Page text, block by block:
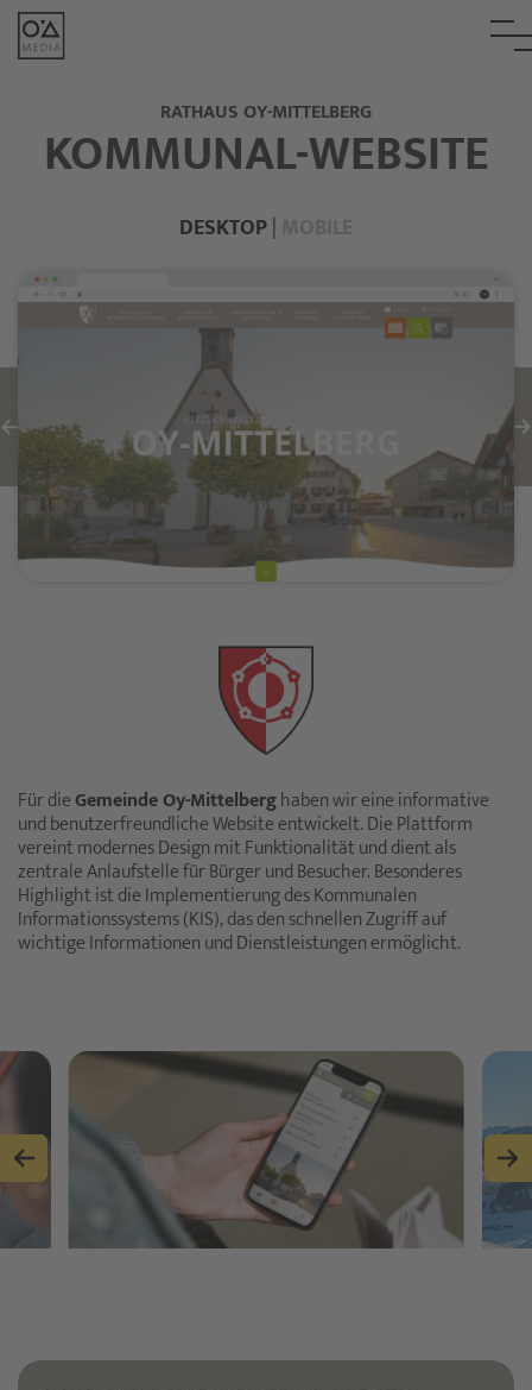
RATHAUS OY-MITTELBERG
KOMMUNAL-WEBSITE
DESKTOP|
Für dieGemeinde Oy-Mittelberghaben wir eine informative
und benutzerfreundliche Website entwickelt. Die Plattform
vereint modernes Design mit Funktionalität und dient als
zentrale Anlaufstelle für Bürger und Besucher. Besonderes
Highlight ist die Implementierung des Kommunalen
Informationssystems (KIS), das den schnellen Zugriff auf
wichtige Informationen und Dienstleistungen ermöglicht.